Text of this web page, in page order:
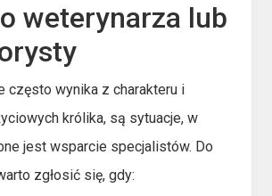
weterynarza lub
często wynika z charakteru i
królika, są sytuacje, w
jest wsparcie specjalistów. Do
zgłosić się, gdy: